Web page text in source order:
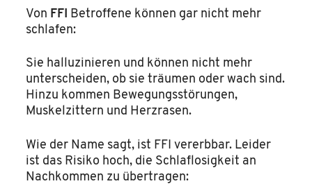
Von FFI
Betroffene können gar nicht mehr
schlafen:
Sie halluzinieren und können nicht mehr
unterscheiden, ob sie träumen oder wach sind.
Hinzu kommen Bewegungsstörungen,
Muskelzittern und Herzrasen.
Wie der Name sagt, ist FFI vererbbar. Leider
ist das Risiko hoch, die Schlaflosigkeit an
Nachkommen zu übertragen: